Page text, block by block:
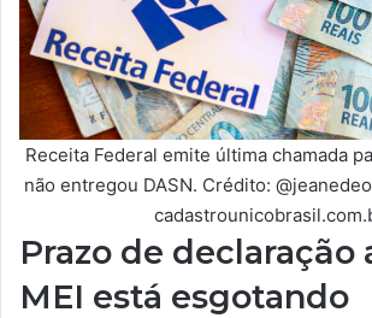
Receita Federal emite última chamada
não entregou DASN. Crédito:
Prazo de declaração
MEI está esgotando